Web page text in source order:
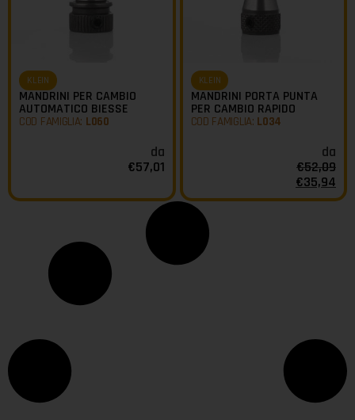
KLEIN
MANDRINI PER CAMBIO
AUTOMATICO BIESSE
COD FAMIGLIA: L060
da
€57,01
KLEIN
MANDRINI PORTA PUNTA
PER CAMBIO RAPIDO
COD FAMIGLIA: L034
da
€52,09
€35,94